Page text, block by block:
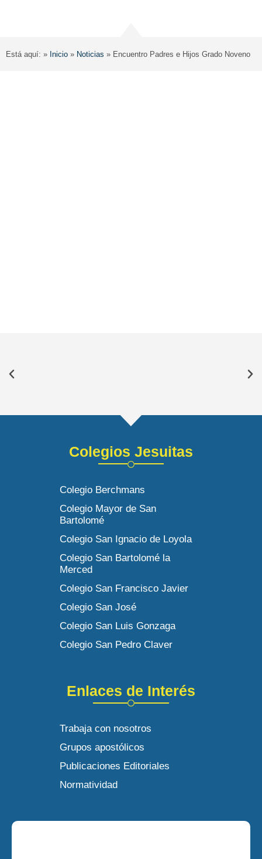
Está aquí: » Inicio » Noticias » Encuentro Padres e Hijos Grado Noveno
Colegios Jesuitas
Colegio Berchmans
Colegio Mayor de San
Bartolomé
Colegio San Ignacio de Loyola
Colegio San Bartolomé la
Merced
Colegio San Francisco Javier
Colegio San José
Colegio San Luis Gonzaga
Colegio San Pedro Claver
Enlaces de Interés
Trabaja con nosotros
Grupos apostólicos
Publicaciones Editoriales
Normatividad